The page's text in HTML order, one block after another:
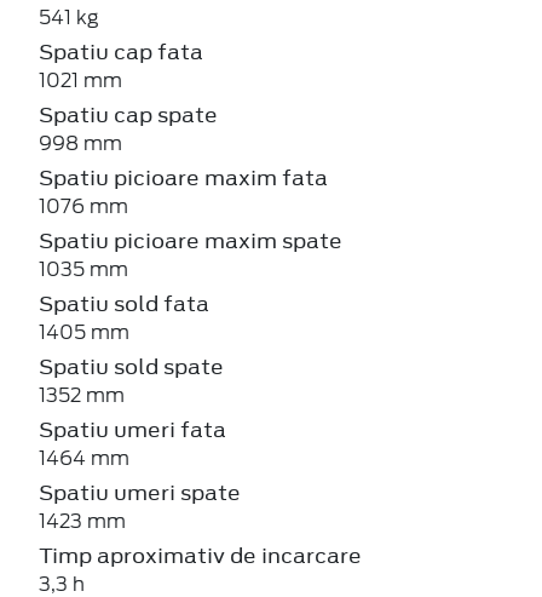
541 kg
Spatiu cap fata
1021 mm
Spatiu cap spate
998 mm
Spatiu picioare maxim fata
1076 mm
Spatiu picioare maxim spate
1035 mm
Spatiu sold fata
1405 mm
Spatiu sold spate
1352 mm
Spatiu umeri fata
1464 mm
Spatiu umeri spate
1423 mm
Timp aproximativ de incarcare
3,3 h